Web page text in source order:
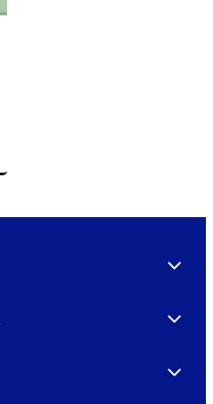
Expand
Expand
Expand